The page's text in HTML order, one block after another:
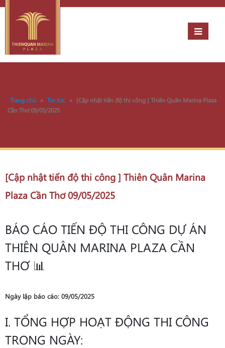
Trang chủ » Tin tức » [Cập nhật tiến độ thi công ] Thiên Quân Marina Plaza
Cần Thơ 09/05/2025
[Cập nhật tiến độ thi công ] Thiên Quân Marina
Plaza Cần Thơ 09/05/2025
BÁO CÁO TIẾN ĐỘ THI CÔNG DỰ ÁN
THIÊN QUÂN MARINA PLAZA CẦN
THƠ 📊
Ngày lập báo cáo: 09/05/2025
I. TỔNG HỢP HOẠT ĐỘNG THI CÔNG
TRONG NGÀY: